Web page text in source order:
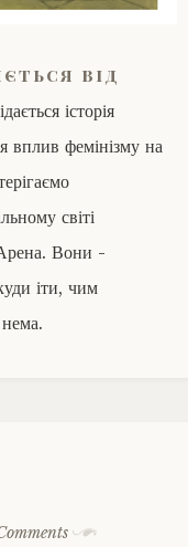
від
історія
вплив фемінізму на
світі
Арена. Вони -
іти, чим